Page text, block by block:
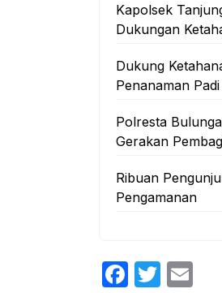
Kapolsek
Dukungan
Dukung
Penanaman
Polresta
Gerakan
Ribuan
Pengamanan
F
T